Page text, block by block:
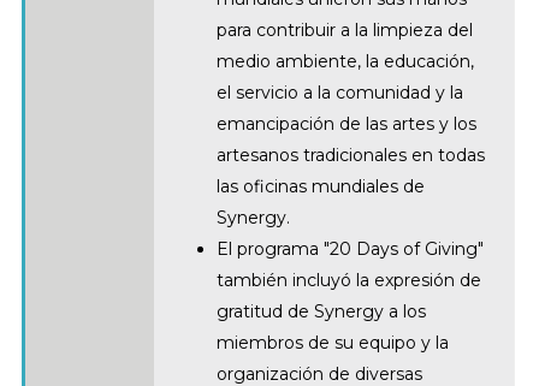
para contribuir a la limpieza del
medio ambiente, la educación,
el servicio a la comunidad y la
emancipación de las artes y los
artesanos tradicionales en todas
las oficinas mundiales de
Synergy.
El programa "20 Days of Giving"
también incluyó la expresión de
gratitud de Synergy a los
miembros de su equipo y la
organización de diversas